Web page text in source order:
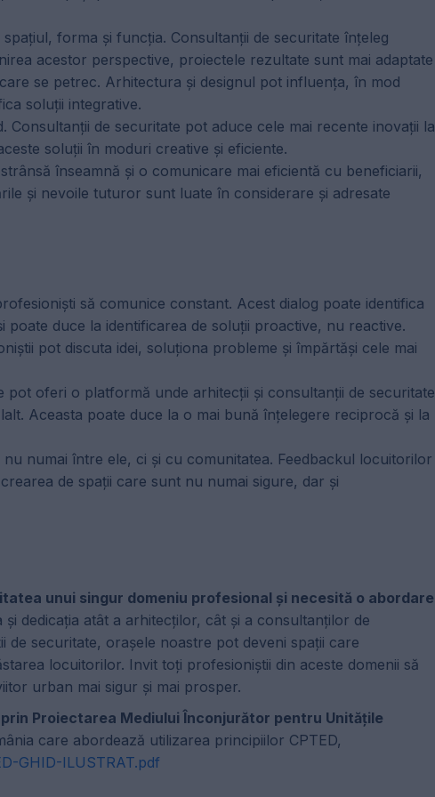
forma și funcția. Consultanții de securitate înțeleg
acestor perspective, proiectele rezultate sunt mai adaptate
se petrec. Arhitectura și designul pot influența, în mod
soluții integrative.
Consultanții de securitate pot aduce cele mai recente inovații la
soluții în moduri creative și eficiente.
înseamnă și o comunicare mai eficientă cu beneficiarii,
și nevoile tuturor sunt luate în considerare și adresate
să comunice constant. Acest dialog poate identifica
duce la identificarea de soluții proactive, nu reactive.
pot discuta idei, soluționa probleme și împărtăși cele mai
oferi o platformă unde arhitecții și consultanții de securitate
Aceasta poate duce la o mai bună înțelegere reciprocă și la
numai între ele, ci și cu comunitatea. Feedbackul locuitorilor
de spații care sunt nu numai sigure, dar și
unui singur domeniu profesional și necesită o abordare
dedicația atât a arhitecților, cât și a consultanților de
securitate, orașele noastre pot deveni spații care
locuitorilor. Invit toți profesioniștii din aceste domenii să
urban mai sigur și mai prosper.
Proiectarea Mediului Înconjurător pentru Unitățile
care abordează utilizarea principiilor CPTED,
GHID-ILUSTRAT.pdf